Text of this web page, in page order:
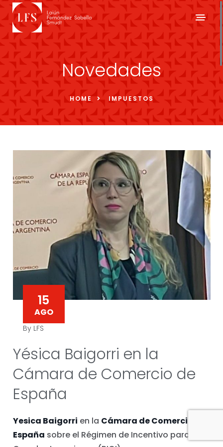
Novedades
HOME IMPUESTOS
15
AGO
By LFS
Yésica Baigorri en la
Cámara de Comercio de
España
Yesica Baigorri en la Cámara de Comercio de
España sobre el Régimen de Incentivo para